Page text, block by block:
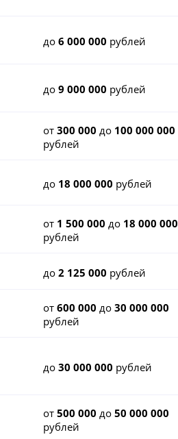
до6 000 000 рублей
до9 000 000 рублей
от300 000 до 100 000 000
рублей
до 18 000 000 рублей
от 1 500 000 до 18 000 000
рублей
до2 125 000 рублей
от600 000 до30 000 000
рублей
до30 000 000 рублей
от500 000 до50 000 000
рублей